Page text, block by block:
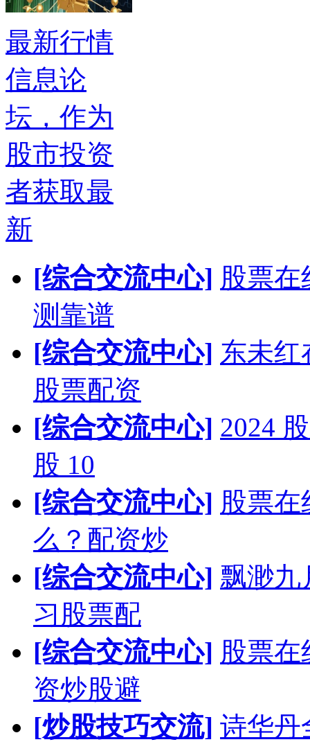
最新行情
信息论
坛，作为
股市投资
者获取最
新
[综合交流中心] 股票在
测靠谱
[综合交流中心] 东未红
股票配资
[综合交流中心] 2024
股 10
[综合交流中心] 股票
么？配资炒
[综合交流中心] 飘渺九
习股票配
[综合交流中心] 股票
资炒股避
[炒股技巧交流] 诗华丹